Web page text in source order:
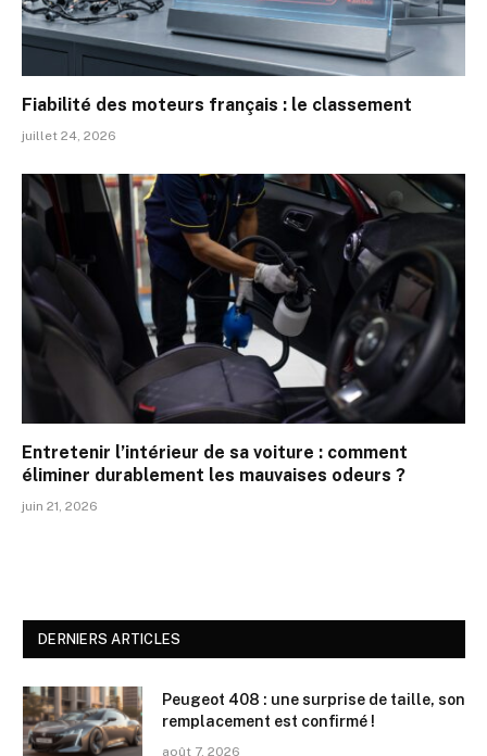
Fiabilité des moteurs français : le classement
juillet 24, 2026
Entretenir l’intérieur de sa voiture : comment
éliminer durablement les mauvaises odeurs ?
juin 21, 2026
DERNIERS ARTICLES
Peugeot 408 : une surprise de taille, son
remplacement est confirmé !
août 7, 2026